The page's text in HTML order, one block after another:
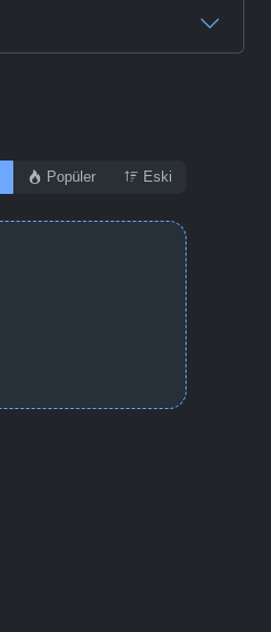
Popüler Eski